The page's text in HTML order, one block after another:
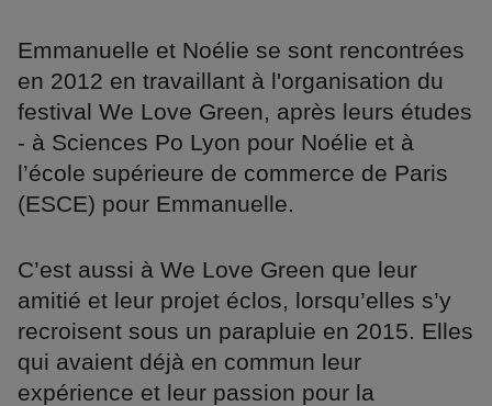
Emmanuelle et Noélie se sont rencontrées
en 2012 en travaillant à l'organisation du
festival We Love Green, après leurs études
- à Sciences Po Lyon pour Noélie et à
l’école supérieure de commerce de Paris
(ESCE) pour Emmanuelle.
C’est aussi à We Love Green que leur
amitié et leur projet éclos, lorsqu’elles s’y
recroisent sous un parapluie en 2015. Elles
qui avaient déjà en commun leur
expérience et leur passion pour la